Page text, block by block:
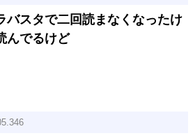
バスタで二回読まなくなったけ
んでるけど